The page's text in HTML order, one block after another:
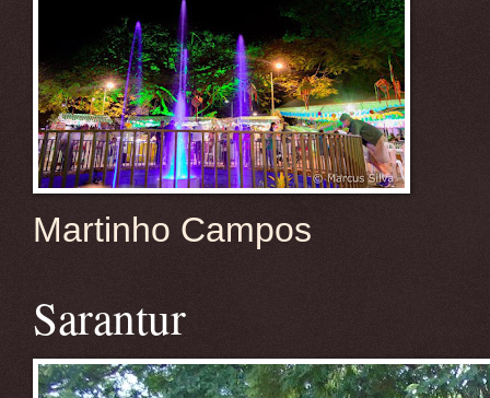
Martinho Campos
Sarantur